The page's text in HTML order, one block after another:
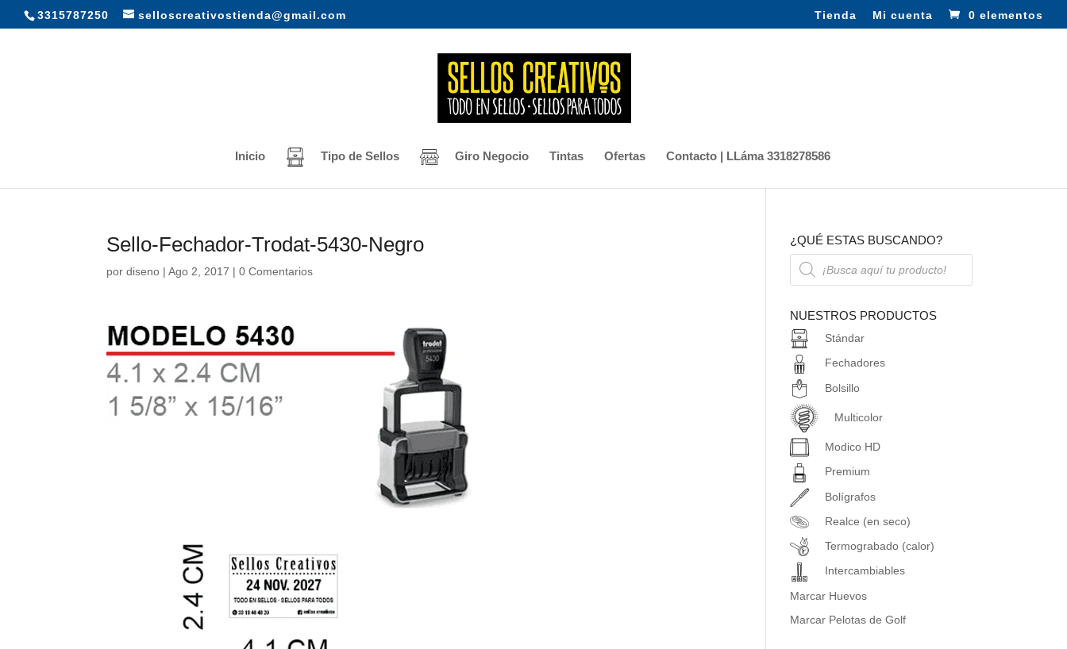
3315787250 selloscreativostienda@gmail.com Tienda Mi cuenta 0 elementos
Inicio Tipo de Sellos Giro Negocio Tintas Ofertas Contacto | LLáma 3318278586
Sello-Fechador-Trodat-5430-Negro
pordiseno |Ago 2, 2017 |0 Comentarios
¿QUÉ ESTAS BUSCANDO?
Búsqueda
de
productos
NUESTROS PRODUCTOS
Stándar
Fechadores
Bolsillo
Multicolor
Modico HD
Premium
Bolígrafos
Realce (en seco)
Termograbado (calor)
Intercambiables
Marcar Huevos
Marcar Pelotas de Golf